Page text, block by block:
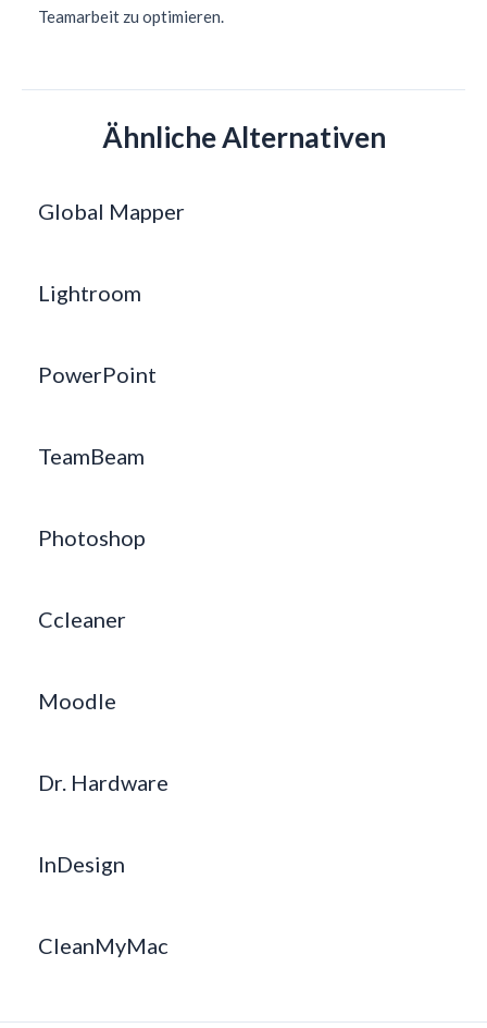
Teamarbeit zu optimieren.
Ähnliche Alternativen
Global Mapper
Lightroom
PowerPoint
TeamBeam
Photoshop
Ccleaner
Moodle
Dr. Hardware
InDesign
CleanMyMac